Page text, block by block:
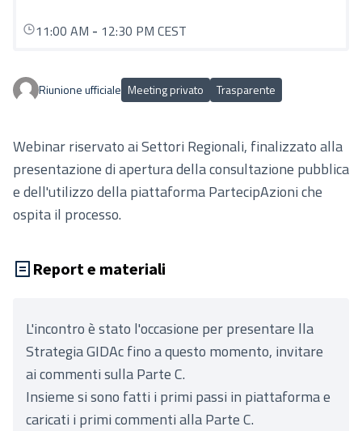
11:00 AM - 12:30 PM CEST
Riunione ufficiale Meeting privato Trasparente
Webinar riservato ai Settori Regionali, finalizzato alla
presentazione di apertura della consultazione pubblica
e dell'utilizzo della piattaforma PartecipAzioni che
ospita il processo.
Report e materiali
L'incontro è stato l'occasione per presentare lla
Strategia GIDAc fino a questo momento, invitare
ai commenti sulla Parte C.
Insieme si sono fatti i primi passi in piattaforma e
caricati i primi commenti alla Parte C.